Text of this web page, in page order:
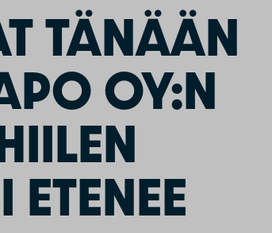
TÄNÄÄN
OY:N